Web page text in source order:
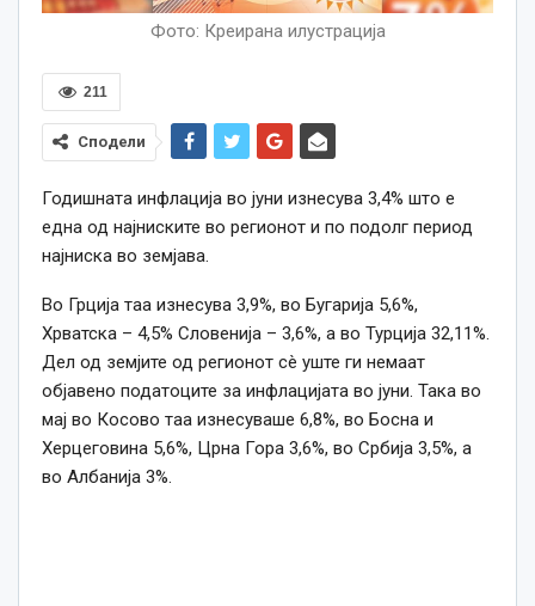
Фото: Креирана илустрација
211
Сподели
Годишната инфлација во јуни изнесува 3,4% што е
една од најниските во регионот и по подолг период
најниска во земјава.
Во Грција таа изнесува 3,9%, во Бугарија 5,6%,
Хрватска – 4,5% Словенија – 3,6%, а во Турција 32,11%.
Дел од земјите од регионот сè уште ги немаат
објавено податоците за инфлацијата во јуни. Така во
мај во Косово таа изнесуваше 6,8%, во Босна и
Херцеговина 5,6%, Црна Гора 3,6%, во Србија 3,5%, а
во Албанија 3%.